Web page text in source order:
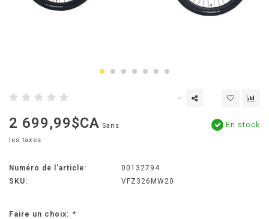
2 699,99$CA Sans
les taxes
En stock
Numéro de l'article:
00132794
SKU:
VFZ326MW20
Faire un choix: *